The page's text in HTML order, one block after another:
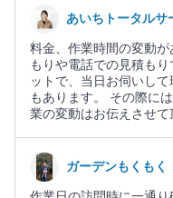
あいちトータルサ
料金、作業時間の変動
もりや電話での見積も
ットで、当日お伺いし
もあります。 その際に
業の変動はお伝えさせて
ガーデンもくもく